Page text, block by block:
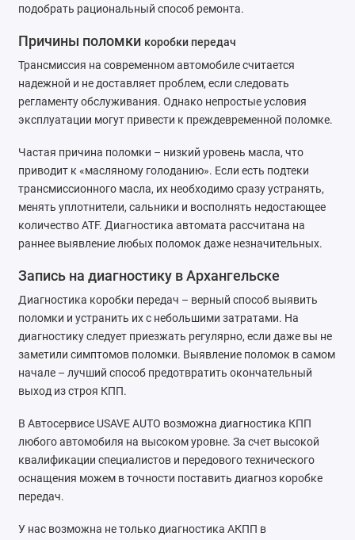
Ремонт электрооборудования
Техническое обслуживание
подобрать рациональный способ ремонта.
Причины поломки коробки передач
Трансмиссия на современном автомобиле считается
надежной и не доставляет проблем, если следовать
регламенту обслуживания. Однако непростые условия
эксплуатации могут привести к преждевременной поломке.
Частая причина поломки – низкий уровень масла, что
приводит к «масляному голоданию». Если есть подтеки
трансмиссионного масла, их необходимо сразу устранять,
менять уплотнители, сальники и восполнять недостающее
количество ATF. Диагностика автомата рассчитана на
раннее выявление любых поломок даже незначительных.
Запись на диагностику в Архангельске
Диагностика коробки передач – верный способ выявить
поломки и устранить их с небольшими затратами. На
диагностику следует приезжать регулярно, если даже вы не
заметили симптомов поломки. Выявление поломок в самом
начале – лучший способ предотвратить окончательный
выход из строя КПП.
В Автосервисе USAVE AUTO возможна диагностика КПП
любого автомобиля на высоком уровне. За счет высокой
квалификации специалистов и передового технического
оснащения можем в точности поставить диагноз коробке
передач.
У нас возможна не только диагностика АКПП в